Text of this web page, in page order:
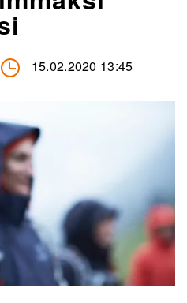
15.02.2020 13:45